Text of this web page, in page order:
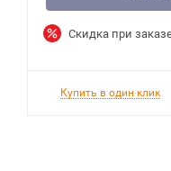
Скидка при
Купить в один клик